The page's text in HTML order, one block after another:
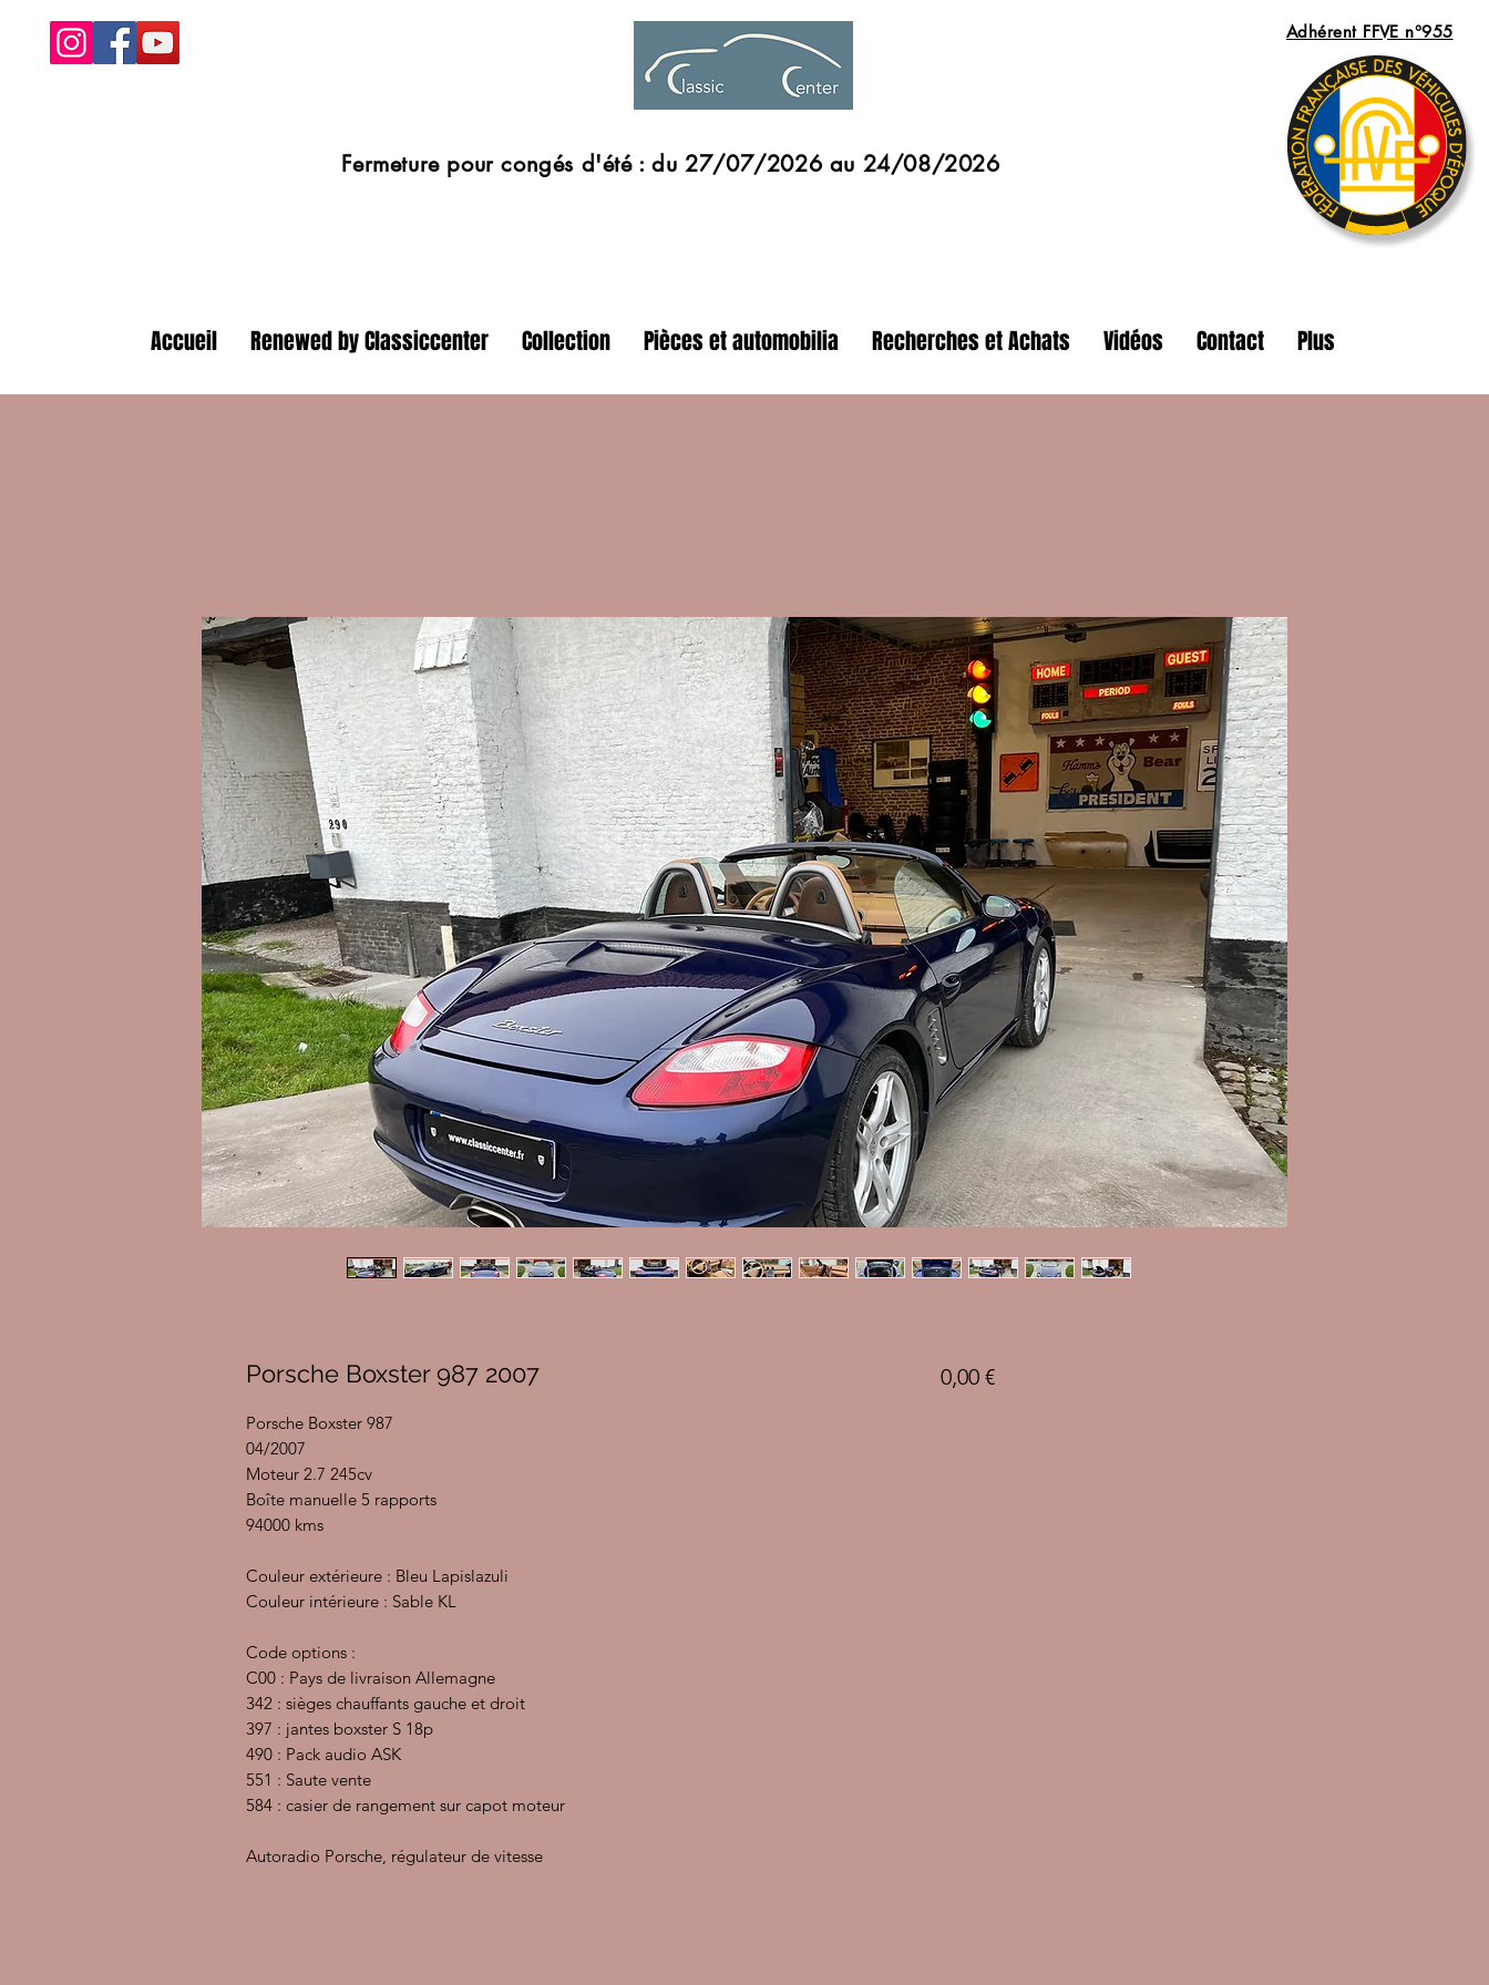
Fermeture pour congés d'été : du 27/07/2026 au 24/08/2026
Adhérent FFVE n°955
Accueil Renewed by Classiccenter Collection Pièces et automobilia Recherches et Achats Vidéos Contact Plus
Porsche Boxster 987 2007
Porsche Boxster 987
04/2007
Moteur 2.7 245cv
Boîte manuelle 5 rapports
94000 kms
Couleur extérieure : Bleu Lapislazuli
Couleur intérieure : Sable KL
Code options :
C00 : Pays de livraison Allemagne
342 : sièges chauffants gauche et droit
397 : jantes boxster S 18p
490 : Pack audio ASK
551 : Saute vente
584 : casier de rangement sur capot moteur
Autoradio Porsche, régulateur de vitesse
0,00 €Prix